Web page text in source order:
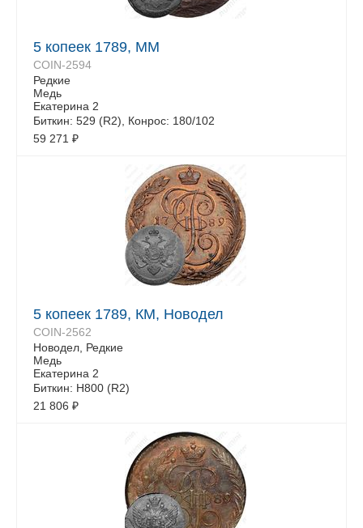
5 копеек 1789, ММ
COIN-2594
Редкие
Медь
Екатерина 2
Биткин: 529 (R2), Конрос: 180/102
59 271 ₽
5 копеек 1789, КМ, Новодел
COIN-2562
Новодел, Редкие
Медь
Екатерина 2
Биткин: Н800 (R2)
21 806 ₽